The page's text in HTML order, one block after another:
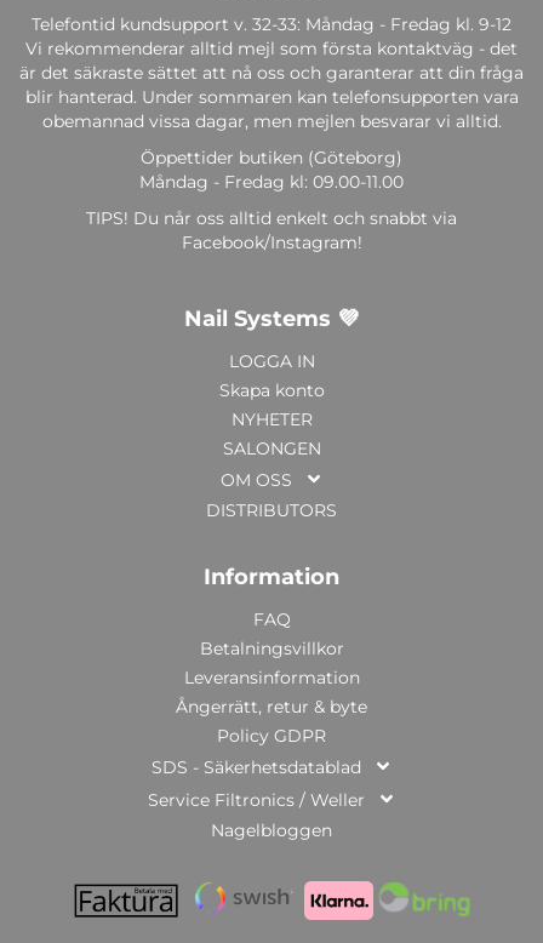
Telefontid kundsupport v. 32-33: Måndag - Fredag kl. 9-12
Vi rekommenderar alltid mejl som första kontaktväg - det
är det säkraste sättet att nå oss och garanterar att din fråga
blir hanterad. Under sommaren kan telefonsupporten vara
obemannad vissa dagar, men mejlen besvarar vi alltid.
Öppettider butiken (Göteborg)
Måndag - Fredag kl: 09.00-11.00
TIPS! Du når oss alltid enkelt och snabbt via
Facebook/Instagram!
Nail Systems 💜
LOGGA IN
Skapa konto
NYHETER
SALONGEN
OM OSS
DISTRIBUTORS
Information
FAQ
Betalningsvillkor
Leveransinformation
Ångerrätt, retur & byte
Policy GDPR
SDS - Säkerhetsdatablad
Service Filtronics / Weller
Nagelbloggen